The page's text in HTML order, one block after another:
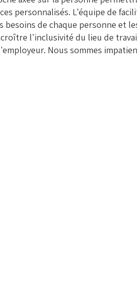
personnalisés. L'équipe de
de chaque personne et
l'inclusivité du lieu de
Nous sommes